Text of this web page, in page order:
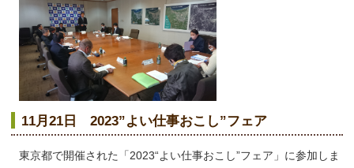
11月21日 2023”よい仕事おこし”フェア
東京都で開催された「2023“よい仕事おこし”フェア」に参加しま